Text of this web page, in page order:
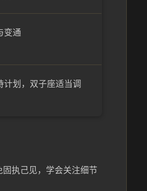
变通
计划，双子座适当调
执己见，学会关注细节